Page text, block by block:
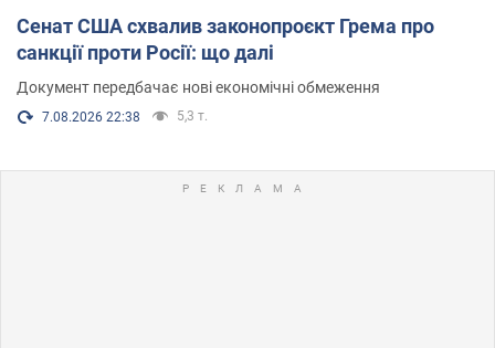
Сенат США схвалив законопроєкт Грема про
санкції проти Росії: що далі
Документ передбачає нові економічні обмеження
7.08.2026 22:38 5,3 т.